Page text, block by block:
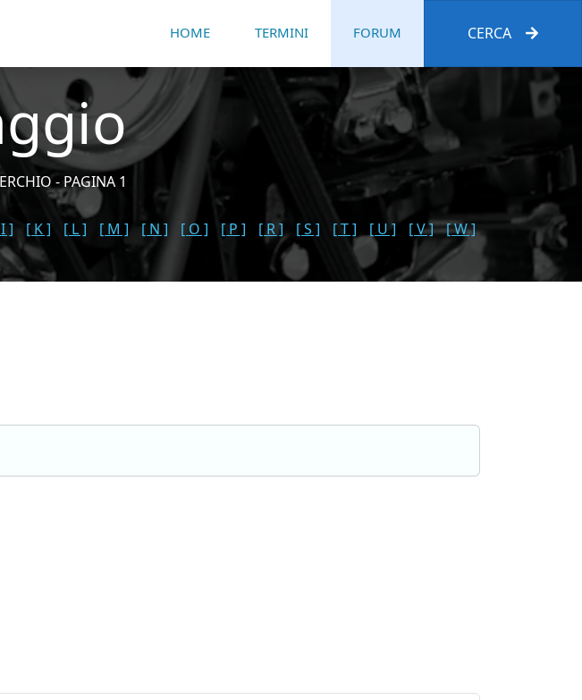
HOME TERMINI FORUM CERCA
- PAGINA 1
] [ K ] [ L ] [ M ] [ N ] [ O ] [ P ] [ R ] [ S ] [ T ] [ U ] [ V ]
[ W ]